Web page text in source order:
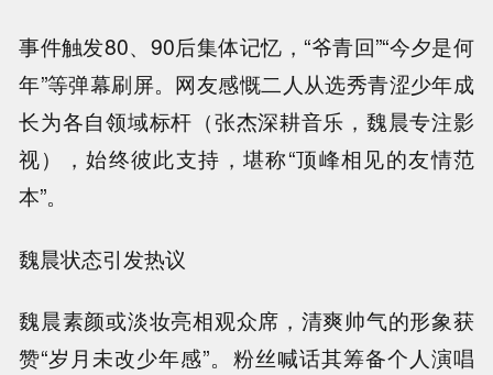
事件触发80、90后集体记忆，“爷青回”“今夕是何
年”等弹幕刷屏。网友感慨二人从选秀青涩少年成
长为各自领域标杆（张杰深耕音乐，魏晨专注影
视），始终彼此支持，堪称“顶峰相见的友情范
本”。
魏晨状态引发热议
魏晨素颜或淡妆亮相观众席，清爽帅气的形象获
赞“岁月未改少年感”。粉丝喊话其筹备个人演唱